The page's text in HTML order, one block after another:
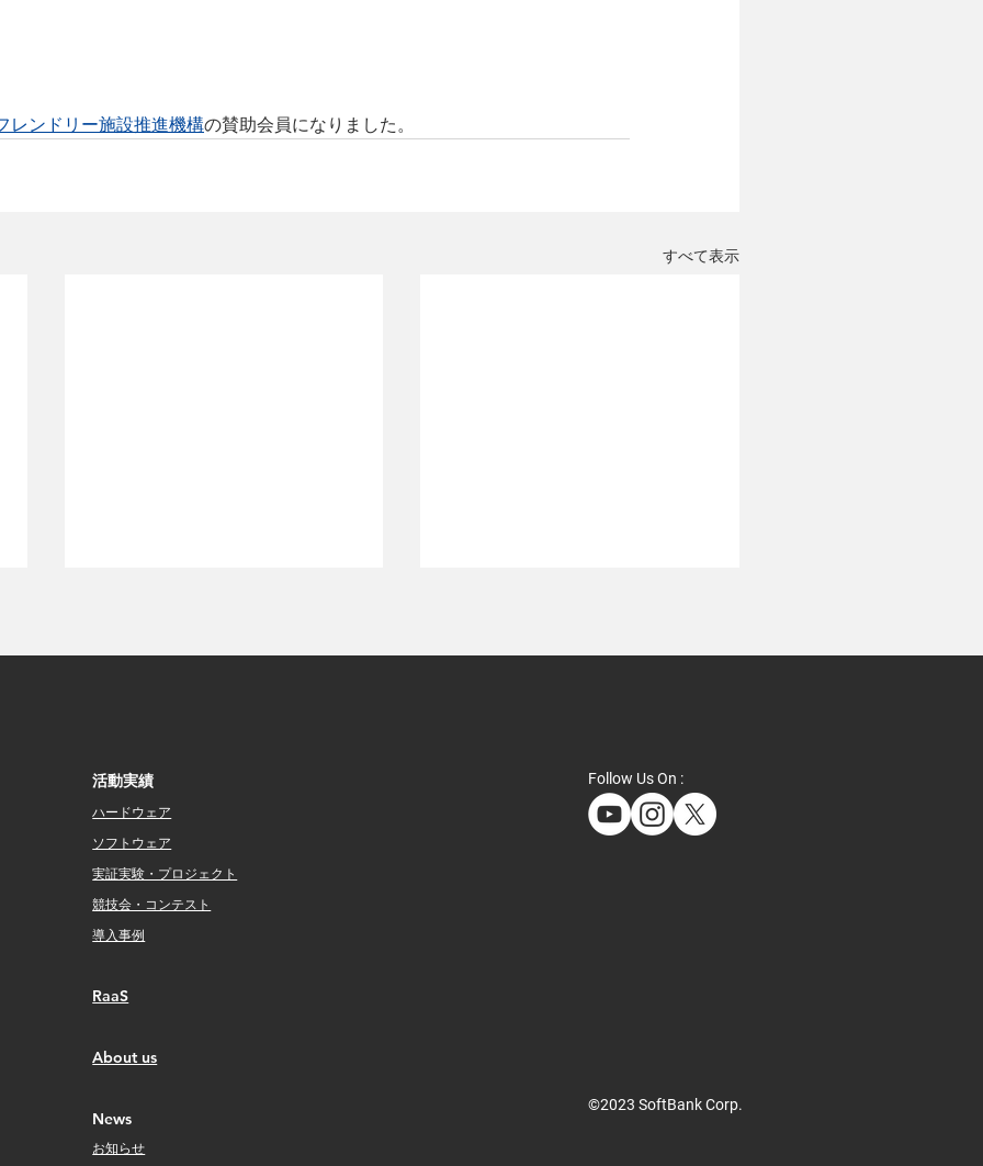
レンドリー施設推進機構の賛助会員になりました。
すべて表示
日建グループ「ロボットイベ
ント2024」セミナーに参加し
ます
国土交通省「歩行空間の移動
円滑化データワーキンググル
活動実績
ハードウェア
ソフトウェア
実証実験・プロジェクト
​競技会・コンテスト
導入事例
RaaS
​About us
​News
お知らせ
Follow Us On :
©2023 SoftBank Corp.